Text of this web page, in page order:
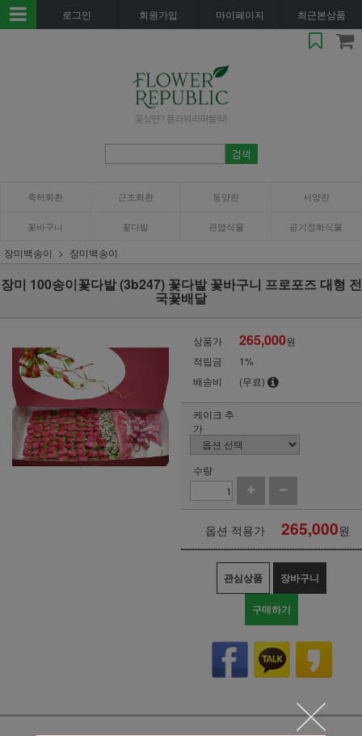
로그인 회원가입 마이페이지 최근본상품
축하화환 근조화환 동양란 서양란
꽃바구니 꽃다발 관엽식물 공기정화식물
장미백송이 장미백송이
장미 100송이꽃다발 (3b247) 꽃다발 꽃바구니 프로포즈 대형 전
국꽃배달
상품가 265,000원
적립금
1%
배송비
(무료)
케이크 추
가
수량
옵션 적용가 265,000원
관심상품 장바구니
구매하기